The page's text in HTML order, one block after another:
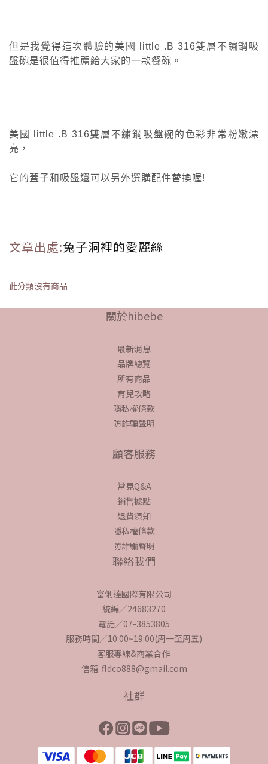
但是我覺得這次體驗的美國 little .B 316雙層不鏽鋼吸
盤碗是很值得推薦給大家的一款餐碗。
美國 little .B 316雙層不鏽鋼吸盤碗的色彩非常粉嫩漂
亮，
它的蓋子和吸盤還可以另外選購配件替換喔!
文章出處:兔子洞裡的愛麗絲
此分類沒有商品
關於hibebe
最新消息
品牌總覽
所有商品
育兒攻略
隱私權條款
防詐騙聲明
顧客服務
常見Q&A
銷售據點
退貨須知
隱私權條款
防詐騙聲明
聯絡我們
富俐達國際有限公司
統編／24683270
電話／07-3853805
服務時間／10:00~19:00(周一至周五)
客服專線&商業合作
信箱 fldco888@gmail.com
社群